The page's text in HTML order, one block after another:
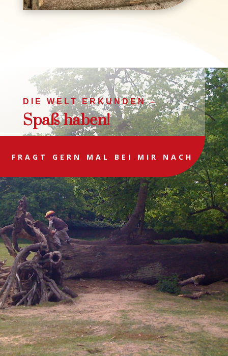
DIE WELT ERKUNDEN –
Spaß haben!
FRAGT GERN MAL BEI MIR NACH